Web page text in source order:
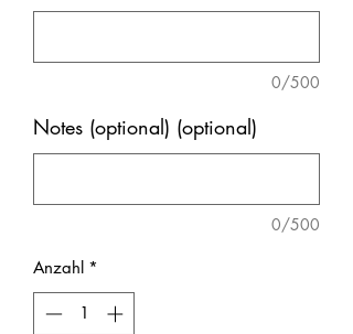
0/500
Notes (optional) (optional)
0/500
Anzahl *